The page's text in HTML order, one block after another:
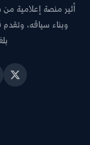
أثير منصة إعلامية
وبناء سياقه،